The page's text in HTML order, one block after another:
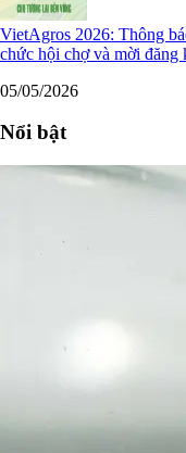
VietAgros 2026: Thông
chức hội chợ và mời đăng
05/05/2026
Nổi bật